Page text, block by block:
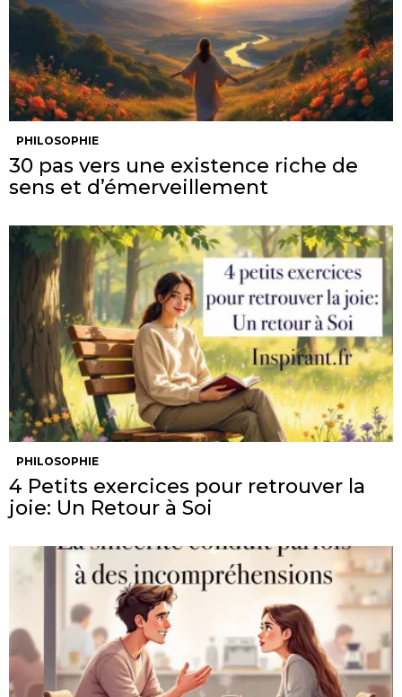
PHILOSOPHIE
30 pas vers une existence riche de
sens et d’émerveillement
PHILOSOPHIE
4 Petits exercices pour retrouver la
joie: Un Retour à Soi